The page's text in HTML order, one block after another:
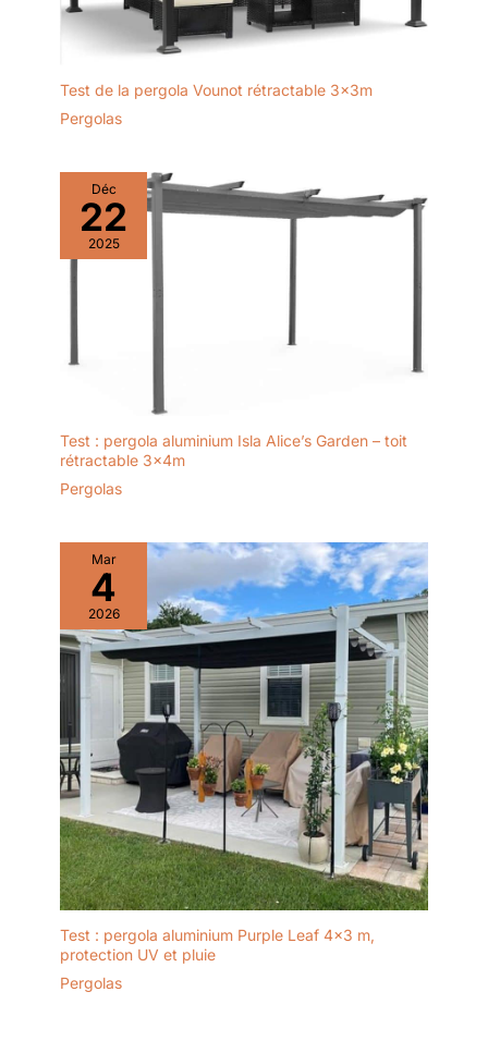
Test de la pergola Vounot rétractable 3x3m
Pergolas
Déc
22
2025
Test : pergola aluminium Isla Alice’s Garden – toit
rétractable 3x4m
Pergolas
Mar
4
2026
Test : pergola aluminium Purple Leaf 4×3 m,
protection UV et pluie
Pergolas